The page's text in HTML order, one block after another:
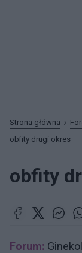
Strona główna
obfity drugi okres
obfity
Forum: